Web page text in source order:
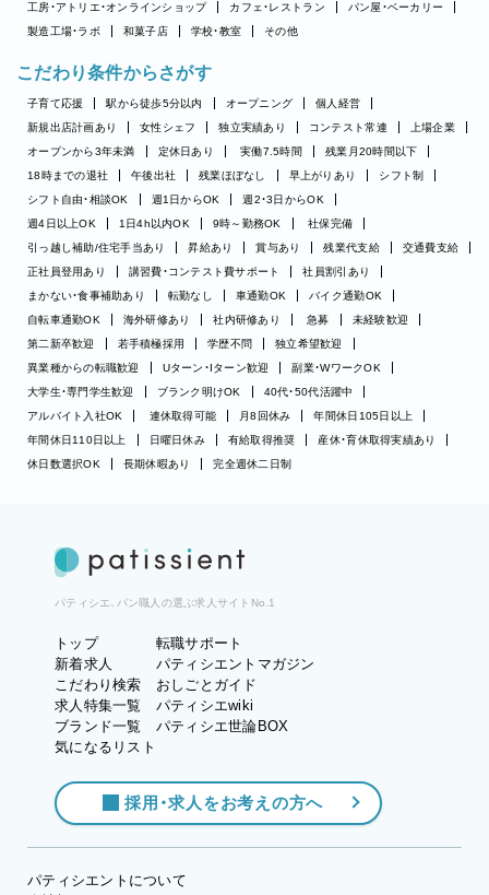
工房・アトリエ・オンラインショップ
カフェ・レストラン
パン屋・ベーカリー
製造工場・ラボ
和菓子店 学校・教室 その他
こだわり条件からさがす
子育て応援 駅から徒歩5分以内 オープニング
個人経営
新規出店計画あり
女性シェフ 独立実績あり コンテスト常連
上場企業
オープンから3年未満
定休日あり 実働7.5時間
残業月20時間以下
18時までの退社
午後出社 残業ほぼなし 早上がりあり
シフト制
シフト自由・相談OK
週1日からOK
週2・3日からOK
週4日以上OK
1日4h以内OK 9時～勤務OK
社保完備
引っ越し補助/住宅手当あり
昇給あり 賞与あり 残業代支給
交通費支給
正社員登用あり
講習費・コンテスト費サポート
社員割引あり
まかない・食事補助あり
転勤なし 車通勤OK
バイク通勤OK
自転車通勤OK
海外研修あり 社内研修あり 急募
未経験歓迎
第二新卒歓迎
若手積極採用 学歴不問
独立希望歓迎
異業種からの転職歓迎
Uターン・Iターン歓迎
副業・WワークOK
大学生・専門学生歓迎
ブランク明けOK
40代・50代活躍中
アルバイト入社OK
連休取得可能 月8回休み
年間休日105日以上
年間休日110日以上
日曜日休み 有給取得推奨
産休・育休取得実績あり
休日数選択OK
長期休暇あり 完全週休二日制
パティシエ、パン職人の選ぶ求人サイトNo.1
トップ
新着求人
こだわり検索
求人特集一覧
ブランド一覧
気になるリスト
転職サポート
パティシエントマガジン
おしごとガイド
パティシエwiki
パティシエ世論BOX
採用・求人をお考えの方へ
パティシエントについて